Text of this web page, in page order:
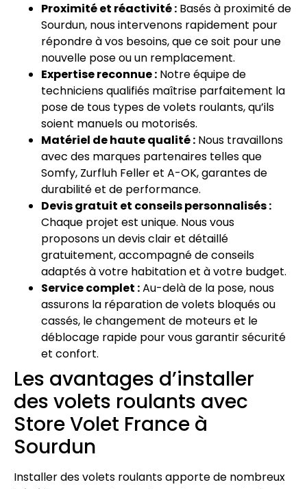
Proximité et réactivité : Basés à proximité de
Sourdun, nous intervenons rapidement pour
répondre à vos besoins, que ce soit pour une
nouvelle pose ou un remplacement.
Expertise reconnue : Notre équipe de
techniciens qualifiés maîtrise parfaitement la
pose de tous types de volets roulants, qu’ils
soient manuels ou motorisés.
Matériel de haute qualité : Nous travaillons
avec des marques partenaires telles que
Somfy, Zurfluh Feller et A-OK, garantes de
durabilité et de performance.
Devis gratuit et conseils personnalisés :
Chaque projet est unique. Nous vous
proposons un devis clair et détaillé
gratuitement, accompagné de conseils
adaptés à votre habitation et à votre budget.
Service complet :Au-delà de la pose, nous
assurons la réparation de volets bloqués ou
cassés, le changement de moteurs et le
déblocage rapide pour vous garantir sécurité
et confort.
Les avantages d’installer
des volets roulants avec
Store Volet France à
Sourdun
Installer des volets roulants apporte de nombreux